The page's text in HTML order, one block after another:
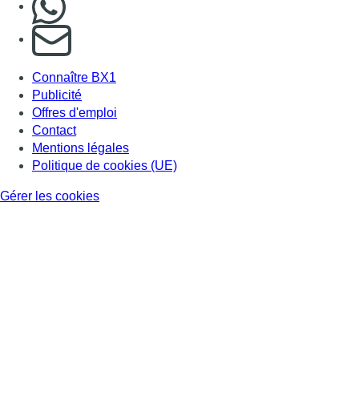
S'abonner à notre newsletter
Connaître BX1
Publicité
Offres d'emploi
Contact
Mentions légales
Politique de cookies (UE)
Gérer les cookies